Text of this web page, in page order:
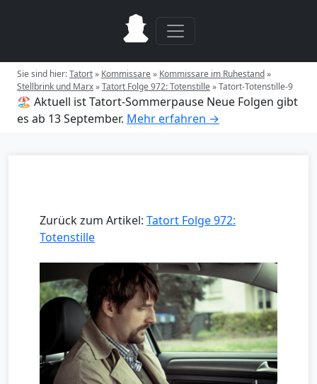
Sie sind hier:Tatort» Kommissare» Kommissare im Ruhestand»
Stellbrink und Marx»Tatort Folge 972: Totenstille»Tatort-Totenstille-9
🏖️ Aktuell ist Tatort-Sommerpause Neue Folgen gibt
es ab 13 September. Mehr erfahren →
Zurück zum Artikel: Tatort Folge 972:
Totenstille